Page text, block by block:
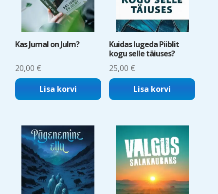
Kas Jumal on Julm?
20,00 €
Lisa korvi
Kuidas lugeda Piiblit
kogu selle täiuses?
25,00 €
Lisa korvi